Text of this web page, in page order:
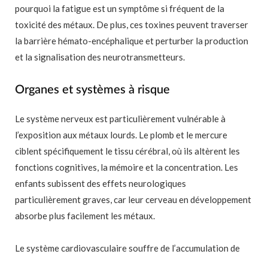
pourquoi la fatigue est un symptôme si fréquent de la
toxicité des métaux. De plus, ces toxines peuvent traverser
la barrière hémato-encéphalique et perturber la production
et la signalisation des neurotransmetteurs.
Organes et systèmes à risque
Le système nerveux est particulièrement vulnérable à
l’exposition aux métaux lourds. Le plomb et le mercure
ciblent spécifiquement le tissu cérébral, où ils altèrent les
fonctions cognitives, la mémoire et la concentration. Les
enfants subissent des effets neurologiques
particulièrement graves, car leur cerveau en développement
absorbe plus facilement les métaux.
Le système cardiovasculaire souffre de l’accumulation de